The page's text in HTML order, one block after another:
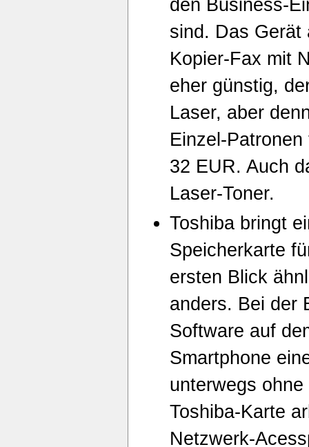
den Business-
sind. Das Gerät
Kopier-Fax mit
eher günstig,
Laser, aber
Einzel-
32 EUR. Auch
Laser-Toner.
Toshiba bringt
Speicherkarte
ersten Blick
anders. Bei der
Software auf
Smartphone
unterwegs
Toshiba-Karte
Netzwerk-